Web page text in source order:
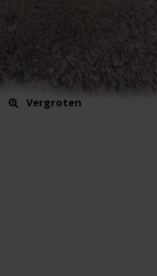
Vergroten